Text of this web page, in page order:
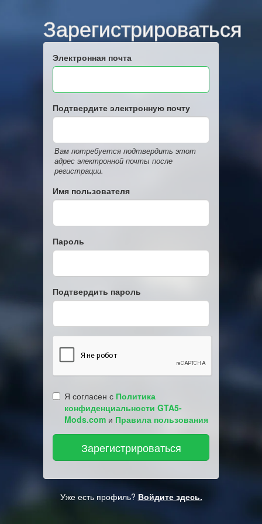
Зарегистрироваться
Электронная почта
Подтвердите электронную почту
Вам потребуется подтвердить этот
адрес электронной почты после
регистрации.
Имя пользователя
Пароль
Подтвердить пароль
Я согласен с Политика
конфиденциальности GTA5-
Mods.com и Правила пользования
Уже есть профиль? Войдите здесь.